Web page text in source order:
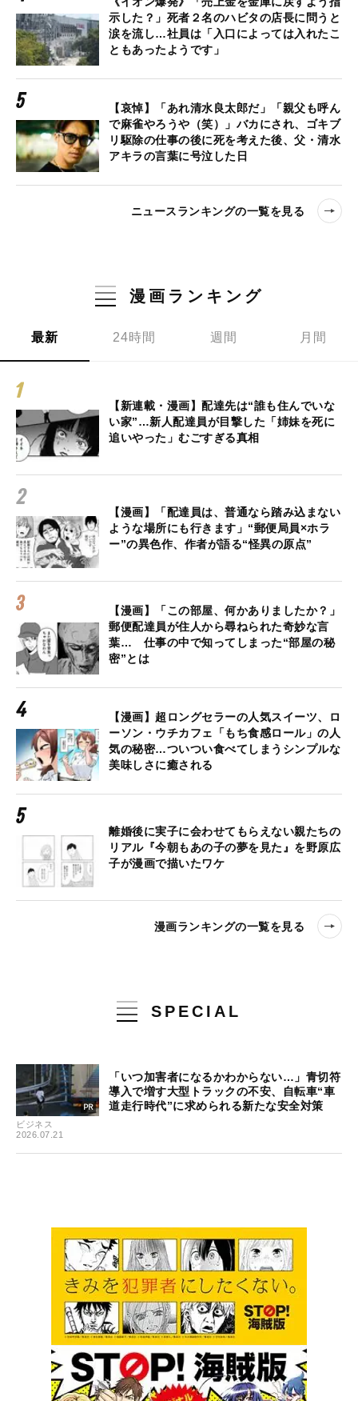
示した？」死者２名のハビタの店長に問うと
涙を流し…社員は「入口によっては入れたこ
ともあったようです」
【哀悼】「あれ清水良太郎だ」「親父も呼ん
で麻雀やろうや（笑）」バカにされ、ゴキブ
リ駆除の仕事の後に死を考えた後、父・清水
アキラの言葉に号泣した日
ニュースランキングの一覧を見る
漫画ランキング
最新 24時間 週間 月間
【新連載・漫画】配達先は“誰も住んでいな
い家”…新人配達員が目撃した「姉妹を死に
追いやった」むごすぎる真相
【漫画】「配達員は、普通なら踏み込まない
ような場所にも行きます」“郵便局員×ホラ
ー”の異色作、作者が語る“怪異の原点”
【漫画】「この部屋、何かありましたか？」
郵便配達員が住人から尋ねられた奇妙な言
葉… 仕事の中で知ってしまった“部屋の秘
密”とは
【漫画】超ロングセラーの人気スイーツ、ロ
ーソン・ウチカフェ「もち食感ロール」の人
気の秘密…ついつい食べてしまうシンプルな
美味しさに癒される
離婚後に実子に会わせてもらえない親たちの
リアル『今朝もあの子の夢を見た』を野原広
子が漫画で描いたワケ
漫画ランキングの一覧を見る
SPECIAL
ビジネス
2026.07.21
「いつ加害者になるかわからない…」青切符
導入で増す大型トラックの不安、自転車“車
道走行時代”に求められる新たな安全対策